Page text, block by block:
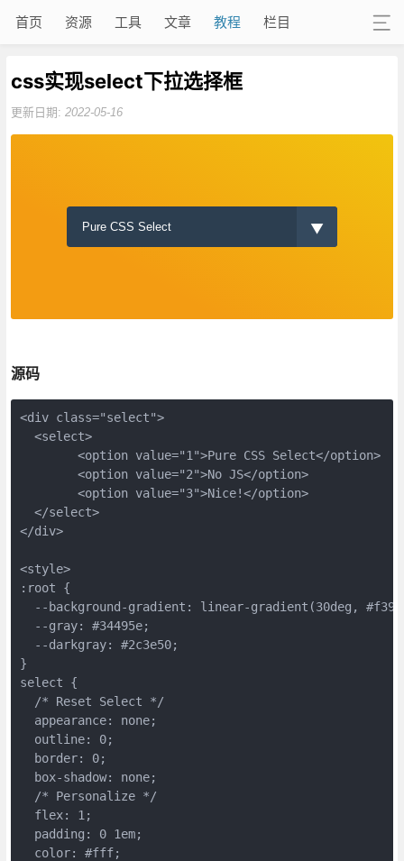
首页 资源 工具 文章 教程 栏目
css实现select下拉选择框
更新日期: 2022-05-16
源码
<div class="select">
  <select>
	<option value="1">Pure CSS Select</option>
	<option value="2">No JS</option>
	<option value="3">Nice!</option>
  </select>
</div>
<style>
:root {
--background-gradient: linear-gradient(30deg,
  --gray: #34495e;
  --darkgray: #2c3e50;
}
select {
  /* Reset Select */
  appearance: none;
  outline: 0;
  border: 0;
  box-shadow: none;
  /* Personalize */
  flex: 1;
  padding: 0 1em;
  color: #fff;